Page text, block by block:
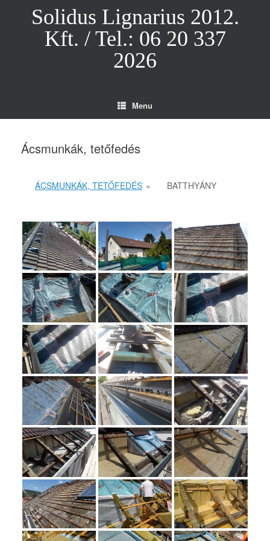
Solidus Lignarius 2012.
Kft. / Tel.: 06 20 337
2026
Menu
Ácsmunkák, tetőfedés
ÁCSMUNKÁK, TETŐFEDÉS » BATTHYÁNY